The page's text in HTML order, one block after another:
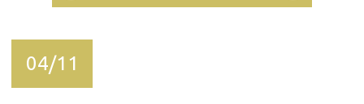
04/11